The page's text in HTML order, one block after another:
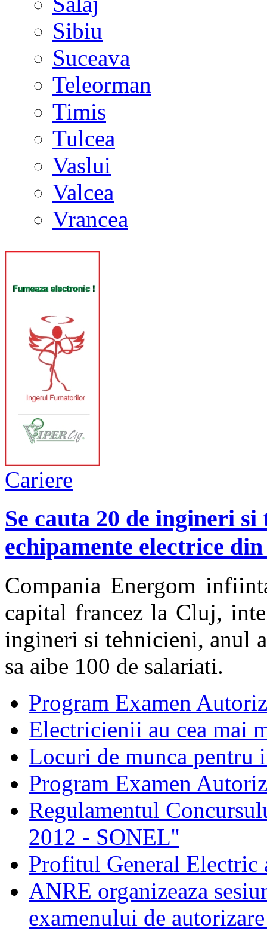
Sibiu
Suceava
Teleorman
Timis
Tulcea
Vaslui
Valcea
Vrancea
Cariere
Se cauta 20 de ingineri
echipamente electrice
Compania Energom
capital francez la Cluj,
ingineri si tehnicieni, anul
sa aibe 100 de salariati.
Program Examen
Electricienii au cea mai
Locuri de munca pentru
Program Examen
Regulamentul
2012 - SONEL''
Profitul General Electric
ANRE organizeaza
examenului de